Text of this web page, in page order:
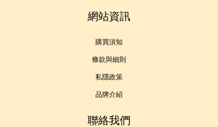
網站資訊
購買須知
條款與細則
私隱政策
品牌介紹
聯絡我們